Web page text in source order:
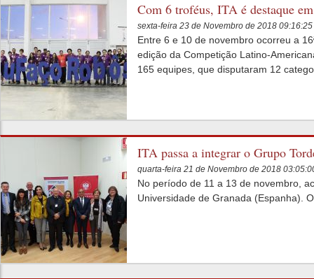
Com 6 troféus, ITA é destaque
sexta-feira 23 de Novembro de 2018
Entre 6 e 10 de novembro ocorreu a
edição da Competição Latino-
165 equipes, que disputaram 12
ITA passa a integrar o Grupo
quarta-feira 21 de Novembro de 2018
No período de 11 a 13 de novembro,
Universidade de Granada (Espanha).